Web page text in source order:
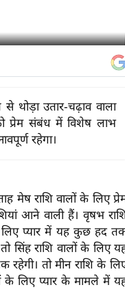
थोड़ा उतार-चढ़ाव वाला
प्रेम संबंध में विशेष लाभ
रहेगा।
मेष राशि वालों के लिए
आने वाली हैं। वृषभ
लिए प्यार में यह कुछ हद
सिंह राशि वालों के लिए
रहेगी। तो मीन राशि के
लिए प्यार के मामले में